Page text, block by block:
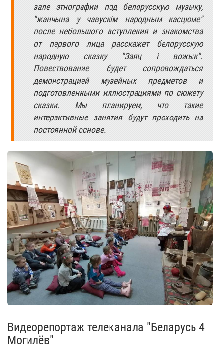
зале этнографии под белорусскую музыку,
"жанчына у чавускiм народным касцюме"
после небольшого вступления и знакомства
от первого лица расскажет белорусскую
народную сказку "Заяц i вожык".
Повествование будет сопровождаться
демонстрацией музейных предметов и
подготовленными иллюстрациями по сюжету
сказки. Мы планируем, что такие
интерактивные занятия будут проходить на
постоянной основе.
Видеорепортаж телеканала "Беларусь 4
Могилёв"